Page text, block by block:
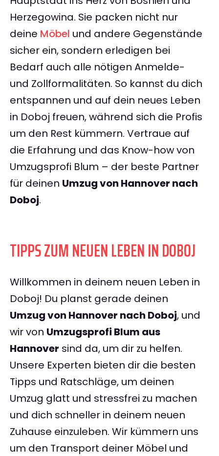
Herzegowina. Sie packen nicht nur
deine Möbel und andere Gegenstände
sicher ein, sondern erledigen bei
Bedarf auch alle nötigen Anmelde-
und Zollformalitäten. So kannst du dich
entspannen und auf dein neues Leben
in Doboj freuen, während sich die Profis
um den Rest kümmern. Vertraue auf
die Erfahrung und das Know-how von
Umzugsprofi Blum – der beste Partner
für deinen Umzug von Hannover nach
Doboj.
TIPPS ZUM NEUEN LEBEN IN DOBOJ
Willkommen in deinem neuen Leben in
Doboj! Du planst gerade deinen
Umzug von Hannover nach Doboj, und
wir von Umzugsprofi Blum aus
Hannover sind da, um dir zu helfen.
Unsere Experten bieten dir die besten
Tipps und Ratschläge, um deinen
Umzug glatt und stressfrei zu machen
und dich schneller in deinem neuen
Zuhause einzuleben. Wir kümmern uns
um den Transport deiner Möbel und